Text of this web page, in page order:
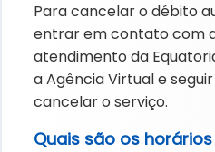
Para cancelar o débito
entrar em contato com
atendimento da
a Agência Virtual e
cancelar o serviço.
Quais são os